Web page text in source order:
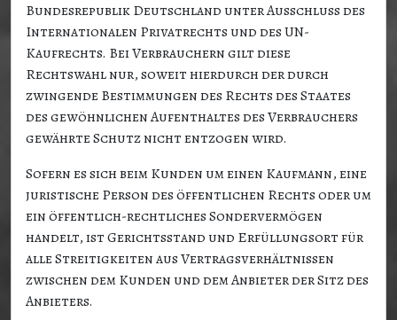
Bundesrepublik Deutschland unter Ausschluss des
Internationalen Privatrechts und des UN-
Kaufrechts. Bei Verbrauchern gilt diese
Rechtswahl nur, soweit hierdurch der durch
zwingende Bestimmungen des Rechts des Staates
des gewöhnlichen Aufenthaltes des Verbrauchers
gewährte Schutz nicht entzogen wird.
Sofern es sich beim Kunden um einen Kaufmann, eine
juristische Person des öffentlichen Rechts oder um
ein öffentlich-rechtliches Sondervermögen
handelt, ist Gerichtsstand und Erfüllungsort für
alle Streitigkeiten aus Vertragsverhältnissen
zwischen dem Kunden und dem Anbieter der Sitz des
Anbieters.